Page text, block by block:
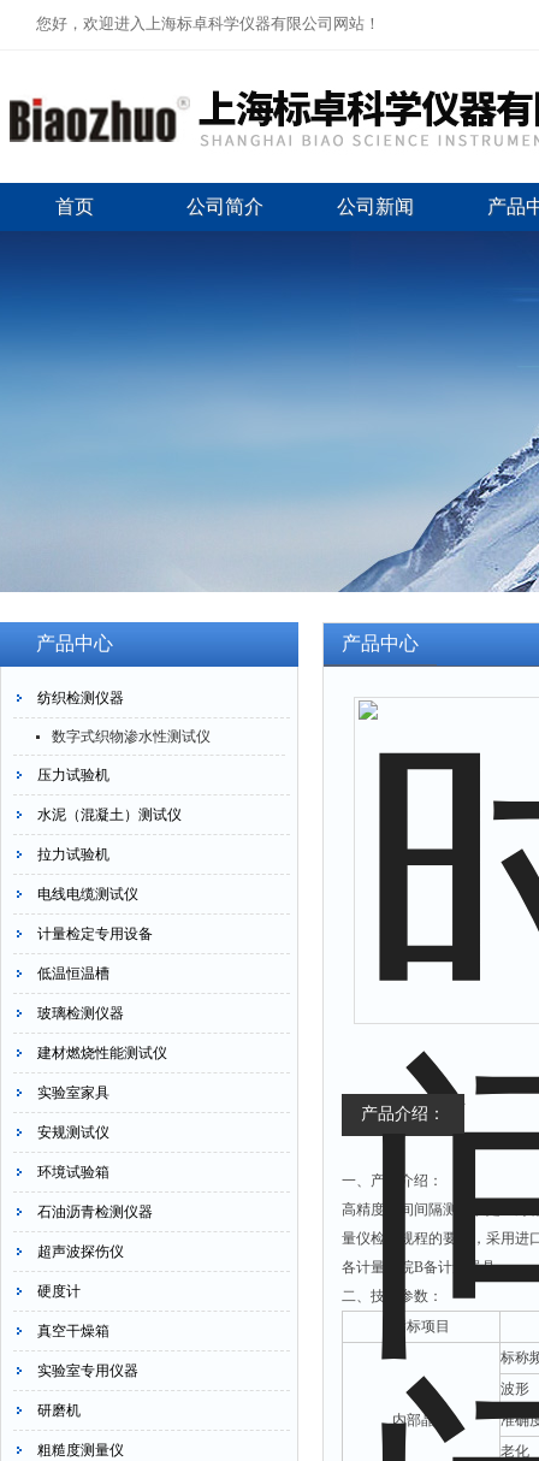
您好，欢迎进入上海标卓科学仪器有限公司网站！
首页 公司简介 公司新闻 产品
产品中心
纺织检测仪器
数字式织物渗水性测试仪
压力试验机
水泥（混凝土）测试仪
拉力试验机
电线电缆测试仪
计量检定专用设备
低温恒温槽
玻璃检测仪器
建材燃烧性能测试仪
实验室家具
安规测试仪
环境试验箱
石油沥青检测仪器
超声波探伤仪
硬度计
真空干燥箱
实验室专用仪器
研磨机
粗糙度测量仪
产品中心
产品介绍：
一、产品介绍：
高精度时间间隔测量仪是上海
量仪检定规程的要求，采用进
各计量所院B备计量器具。
二、技术参数：
指标项目
内部晶振
标称
波形
准确
老化